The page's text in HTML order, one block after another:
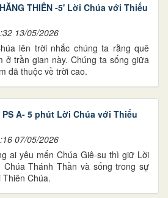
THIÊN -5' Lời Chúa với Thiếu
13/05/2026
lên trời nhắc chúng ta rằng quê
ở trần gian này. Chúng ta sống giữa
đã thuộc về trời cao.
PS A- 5 phút Lời Chúa với Thiếu
07/05/2026
ai yêu mến Chúa Giê-su thì giữ Lời
Thánh Thần và sống trong sự
Thiên Chúa.